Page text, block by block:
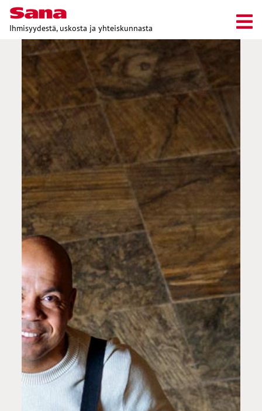
Ihmisyydestä, uskosta ja yhteiskunnasta